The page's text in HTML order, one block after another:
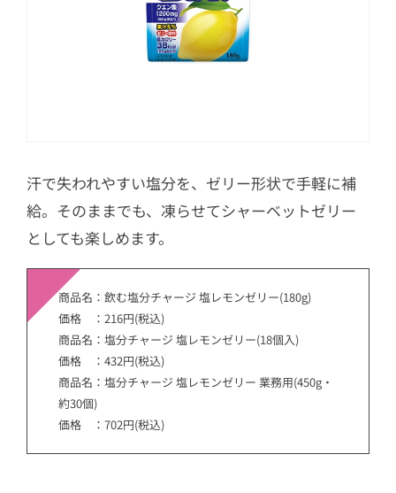
汗で失われやすい塩分を、ゼリー形状で手軽に補
給。そのままでも、凍らせてシャーベットゼリー
としても楽しめます。
商品名：飲む塩分チャージ 塩レモンゼリー(180g)
価格 ：216円(税込)
商品名：塩分チャージ 塩レモンゼリー(18個入)
価格 ：432円(税込)
商品名：塩分チャージ 塩レモンゼリー 業務用(450g・
約30個)
価格 ：702円(税込)